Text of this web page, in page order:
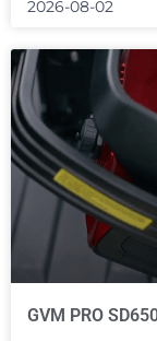
2026-08-02
GVM PRO